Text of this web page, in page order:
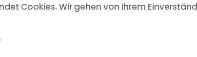
Cookies. Wir gehen von Ihrem